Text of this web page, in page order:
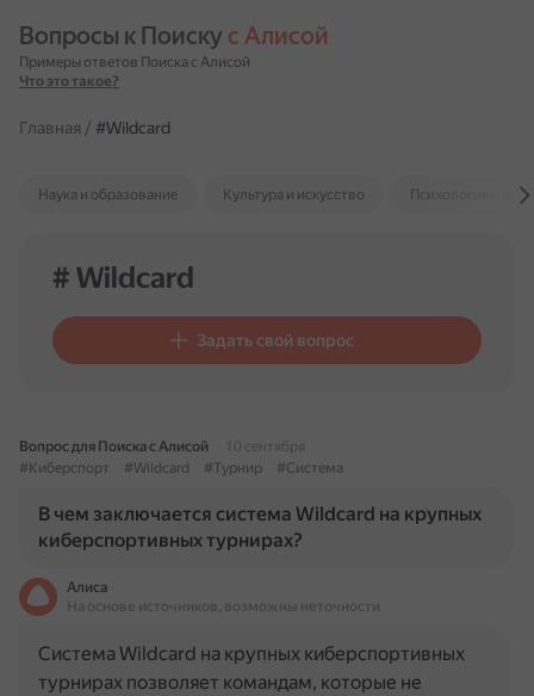
Вопросы к Поиску с Алисой
Примеры ответов Поиска с Алисой
Что это такое?
Главная / #Wildcard
Наука и образование Культура и искусство Психология и
# Wildcard
Задать свой вопрос
Вопрос для Поиска с Алисой
10 сентября
#Киберспорт
#Wildcard #Турнир #Система
В чем заключается система Wildcard на крупных
киберспортивных турнирах?
Алиса
На основе источников, возможны неточности
Система Wildcard на крупных киберспортивных
турнирах позволяет командам, которые не